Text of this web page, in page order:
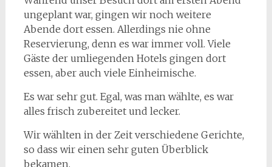
ungeplant war, gingen wir noch weitere
Abende dort essen. Allerdings nie ohne
Reservierung, denn es war immer voll. Viele
Gäste der umliegenden Hotels gingen dort
essen, aber auch viele Einheimische.
Es war sehr gut. Egal, was man wählte, es war
alles frisch zubereitet und lecker.
Wir wählten in der Zeit verschiedene Gerichte,
so dass wir einen sehr guten Überblick
bekamen.